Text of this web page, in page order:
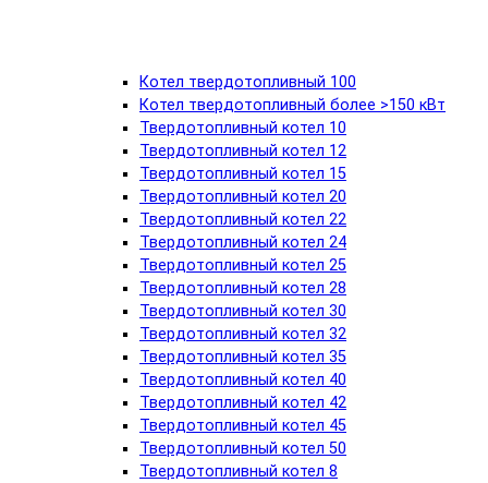
Котел твердотопливный 100
Котел твердотопливный более >150 кВт
Твердотопливный котел 10
Твердотопливный котел 12
Твердотопливный котел 15
Твердотопливный котел 20
Твердотопливный котел 22
Твердотопливный котел 24
Твердотопливный котел 25
Твердотопливный котел 28
Твердотопливный котел 30
Твердотопливный котел 32
Твердотопливный котел 35
Твердотопливный котел 40
Твердотопливный котел 42
Твердотопливный котел 45
Твердотопливный котел 50
Твердотопливный котел 8